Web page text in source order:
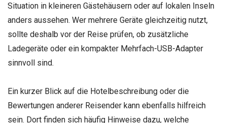
Situation in kleineren Gästehäusern oder auf lokalen Inseln
anders aussehen. Wer mehrere Geräte gleichzeitig nutzt,
sollte deshalb vor der Reise prüfen, ob zusätzliche
Ladegeräte oder ein kompakter Mehrfach-USB-Adapter
sinnvoll sind.
Ein kurzer Blick auf die Hotelbeschreibung oder die
Bewertungen anderer Reisender kann ebenfalls hilfreich
sein. Dort finden sich häufig Hinweise dazu, welche